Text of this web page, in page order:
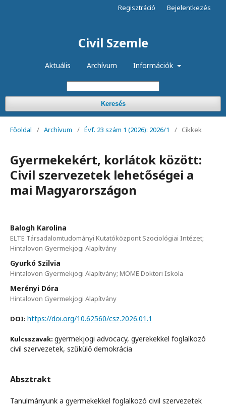
Civil Szemle
Aktuális Archívum Információk
Keresés
Regisztráció Bejelentkezés
Főoldal / Archívum / Évf. 23 szám 1 (2026): 2026/1 / Cikkek
Gyermekekért, korlátok között:
Civil szervezetek lehetőségei a
mai Magyarországon
Balogh Karolina
ELTE Társadalomtudományi Kutatóközpont Szociológiai Intézet;
Hintalovon Gyermekjogi Alapítvány
Gyurkó Szilvia
Hintalovon Gyermekjogi Alapítvány; MOME Doktori Iskola
Merényi Dóra
Hintalovon Gyermekjogi Alapítvány
DOI: https://doi.org/10.62560/csz.2026.01.1
Kulcsszavak: gyermekjogi advocacy, gyerekekkel foglalkozó
civil szervezetek, szűkülő demokrácia
Absztrakt
Tanulmányunk a gyermekekkel foglalkozó civil szervezetek